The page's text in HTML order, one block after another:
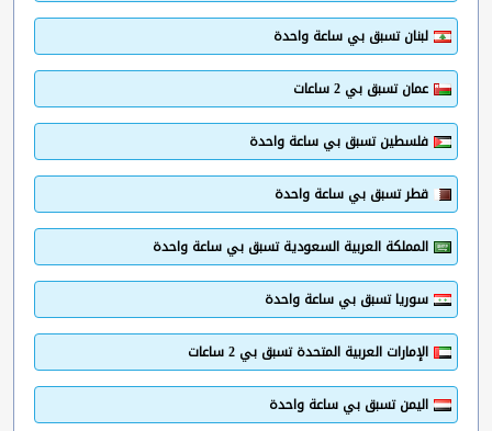
لبنان تسبق بي ساعة واحدة
عمان تسبق بي 2 ساعات
فلسطين تسبق بي ساعة واحدة
قطر تسبق بي ساعة واحدة
المملكة العربية السعودية تسبق بي ساعة واحدة
سوريا تسبق بي ساعة واحدة
الإمارات العربية المتحدة تسبق بي 2 ساعات
اليمن تسبق بي ساعة واحدة